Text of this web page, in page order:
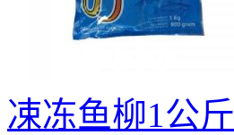
凁冻鱼柳1公斤